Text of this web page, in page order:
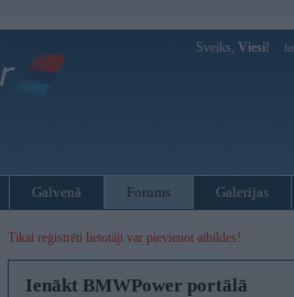
Sveiks, Viesi!
Galvenā Forums Galerijas
Tikai reģistrēti lietotāji var pievienot atbildes!
Ienākt BMWPower portālā